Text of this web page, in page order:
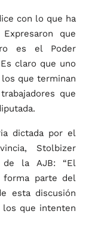
con lo que ha
que
es el Poder
claro que uno
que terminan
que
dictada por el
Stolbizer
de la AJB: “El
forma parte del
esta discusión
los que intenten